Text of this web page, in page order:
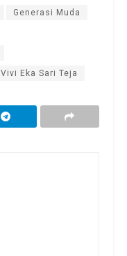
Generasi Muda
Vivi Eka Sari Teja